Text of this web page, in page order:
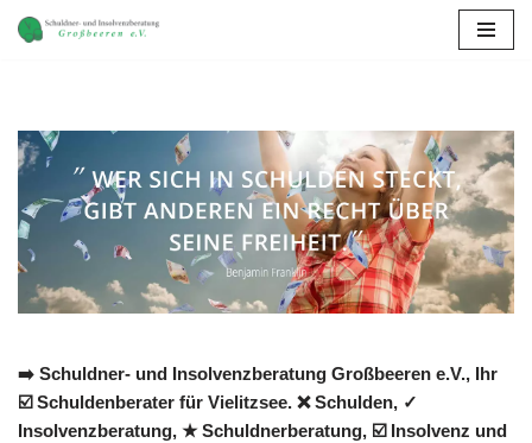
➡️ Schuldner- und Insolvenzberatung Großbeeren e.V., Ihr
☑️ Schuldenberater für Vielitzsee. ❌ Schulden, ✓
Insolvenzberatung, ★ Schuldnerberatung, ☑️ Insolvenz und